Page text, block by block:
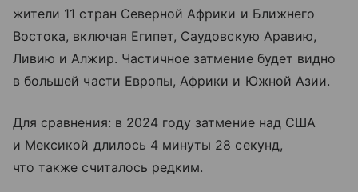
жители 11 стран Северной Африки и Ближнего
Востока, включая Египет, Саудовскую Аравию,
Ливию и Алжир. Частичное затмение будет видно
в большей части Европы, Африки и Южной Азии.
Для сравнения: в 2024 году затмение над США
и Мексикой длилось 4 минуты 28 секунд,
что также считалось редким.